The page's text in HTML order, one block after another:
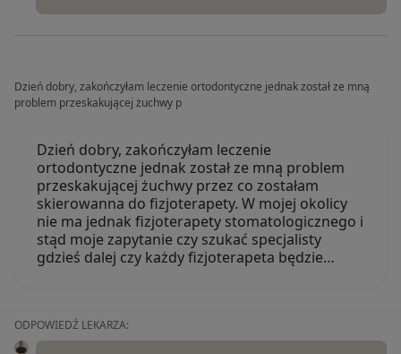
Dzień dobry, zakończyłam leczenie ortodontyczne jednak został ze mną
problem przeskakującej żuchwy p
Dzień dobry, zakończyłam leczenie
ortodontyczne jednak został ze mną problem
przeskakującej żuchwy przez co zostałam
skierowanna do fizjoterapety. W mojej okolicy
nie ma jednak fizjoterapety stomatologicznego i
stąd moje zapytanie czy szukać specjalisty
gdzieś dalej czy każdy fizjoterapeta będzie…
ODPOWIEDŹ LEKARZA: